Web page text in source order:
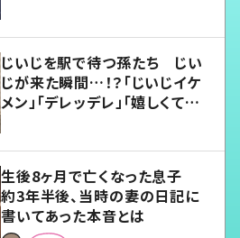
じいじを駅で待つ孫たち じい
じが来た瞬間…！？「じいじイケ
メン」「デレッデレ」「嬉しくて可
生後8ヶ月で亡くなった息子
約3年半後、当時の妻の日記に
書いてあった本音とは